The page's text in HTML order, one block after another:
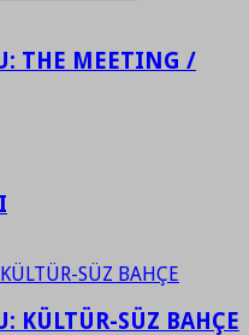
THE MEETING /
KÜLTÜR-SÜZ BAHÇE